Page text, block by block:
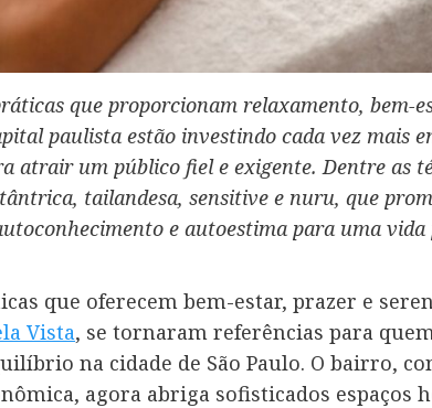
que proporcionam relaxamento, bem-
paulista estão investindo cada vez mais
atrair um público fiel e exigente. Dentre as
tailandesa, sensitive e nuru, que
e autoestima para uma vida
que oferecem bem-estar, prazer e
Vista, se tornaram referências para
na cidade de São Paulo. O bairro,
agora abriga sofisticados espaços